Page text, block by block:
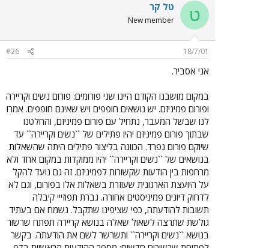
ט טל קר
New member
18/7/01
#26
אני אסביר.
במקום מושבנו הקודם היינו שני פורומים: פורום נשים וקריירה
ופורום פמיניזם. יש נושאים חופפים ויש שאינם חופפים. אמרו
לנו שבשל המעבר, נתחיל עם פורום פמיניזם, והחלטנו
שבתוך פורום פמיניזם יהיו פתילים של ``נשים וקריירה`` עד
שיוקם פורום נפרד. הכוונה בליצור פתילים היתה שהשאלות
בנושאים של ``נשים וקריירה`` יהיו ממוקדות במקום אחד ולא
מרחפות בין הודעות שקשורות לפמיניזם. זה גם נועד להקל
על היועצת הארגונית שעוזרת בשאלות אלו בפורום, וגם לא
לדחוק דיונים פמיניסטים אחורה. גברת תפוזייי קיבלה
תשובות להודעתה, כפי שציפינו שתקבל. נשמח אם בעתיד
גולשת שתרצה לשאול שאלה בנושא קריירה תפתח שרשור
בנושא ``נשים וקריירה`` ותשרשר לשם את הודעתה. בקשר